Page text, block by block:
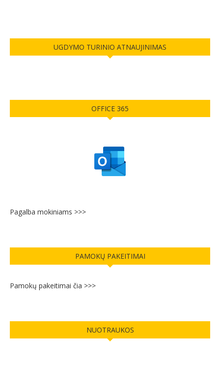
UGDYMO TURINIO ATNAUJINIMAS
OFFICE 365
Pagalba mokiniams >>>
PAMOKŲ PAKEITIMAI
Pamokų pakeitimai čia >>>
NUOTRAUKOS